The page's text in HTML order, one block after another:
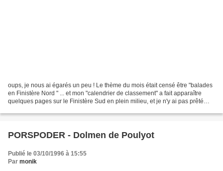
oups, je nous ai égarés un peu ! Le thème du mois était censé être "balades
en Finistère Nord " ... et mon "calendrier de classement" a fait apparaître
quelques pages sur le Finistère Sud en plein milieu, et je n'y ai pas prêté
PORSPODER - Dolmen de Poulyot
Publié le 03/10/1996 à 15:55
Par monik